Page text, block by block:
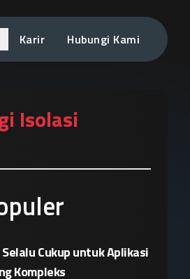
Karir Hubungi Kami
Isolasi
Cukup untuk Aplikasi
Kompleks